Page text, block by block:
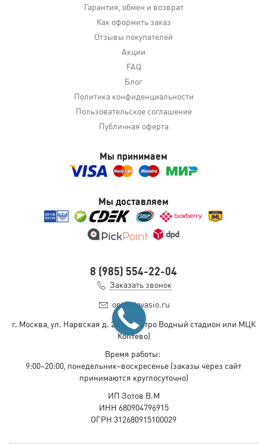
Гарантия, обмен и возврат
Как оформить заказ
Отзывы покупателей
Акции
FAQ
Блог
Политика конфиденциальности
Пользовательское соглашение
Публичная оферта
Мы принимаем
Мы доставляем
8 (985) 554-22-04
Заказать звонок
opt@slavasio.ru
г. Москва, ул. Нарвская д. 2а (ст. метро Водный стадион или МЦК
Коптево)
Время работы:
9:00–20:00, понедельник–воскресенье (заказы через сайт
принимаются круглосуточно)
ИП Зотов В.М
ИНН 680904796915
ОГРН 312680915100029